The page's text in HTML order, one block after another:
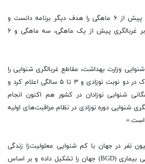
وی مداخله درمانی به موقع پیش از ۶ ماهگی را هدف دیگر برنامه دانست و
گفت: «در واقع قانون ۱۳۶ بر غربالگری پیش از یک ماهگی، سه ماهگی و ۶
وزارت بهداشت، مقاطع غربالگری شنوایی را
ارزیابی سلامت شنوایی کودک در دو نوبت نوزادی و ۳ تا ۵ سالگی اعلام کرد و
شنوایی نوزادان در کشور هم اکنون انجام
شنوایی دوره نوزادی در نظام مراقبت‌های اولیه
است.»
افزود: «۴۶۶ میلیون نفر در جهان با کم شنوایی معلولیت‌زا زندگی
می‌کنند که ۶.۸ درصد بار کلی بیماری (BGD) جهان را تشکیل داده و بر اساس